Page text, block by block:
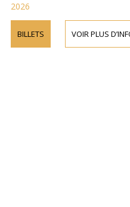
2026
BILLETS VOIR PLUS